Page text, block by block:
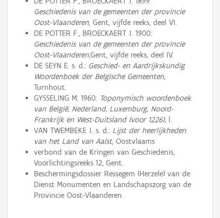
Geschiedenis van de gemeenten der provincie
Oost-Vlaanderen, Gent, vijfde reeks, deel VI.
DE POTTER F., BROECKAERT J. 1900:
Geschiedenis van de gemeenten der provincie
Oost-Vlaanderen,Gent, vijfde reeks, deel IV.
DE SEYN E. s. d.: Geschied- en Aardrijkskundig
Woordenboek der Belgische Gemeenten,
Turnhout.
GYSSELING M. 1960: Toponymisch woordenboek
van België, Nederland, Luxemburg, Noord-
Frankrijk en West-Duitsland (voor 1226),l.
VAN TWEMBEKE J. s. d.: Lijst der heerlijkheden
van het Land van Aalst, Oostvlaams
verbond van de Kringen van Geschiedenis,
Voorlichtingsreeks 12, Gent.
Beschermingsdossier Ressegem (Herzele) van de
Dienst Monumenten en Landschapszorg van de
Provincie Oost-Vlaanderen.